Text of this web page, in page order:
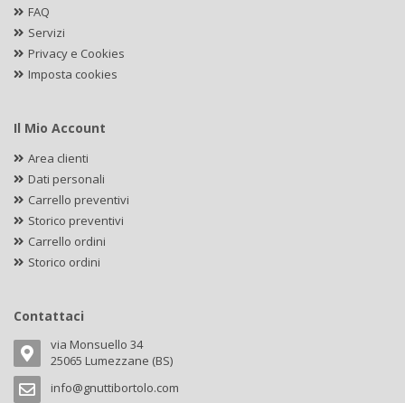
FAQ
Servizi
Privacy e Cookies
Imposta cookies
Il Mio Account
Area clienti
Dati personali
Carrello preventivi
Storico preventivi
Carrello ordini
Storico ordini
Contattaci
via Monsuello 34
25065 Lumezzane (BS)
info@gnuttibortolo.com